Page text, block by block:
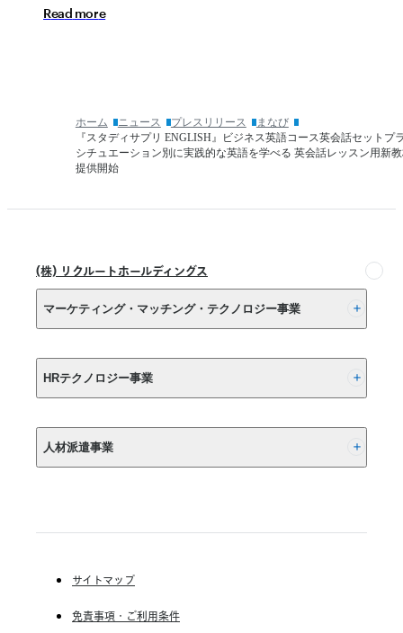
ス
ン）」
会
に
開
始
プ
ス
ソ
ナ
コ
チ
プ
ラ
提
供
終
Read more
ホーム ニュース プレスリリース
まなび
『スタディサプリ ENGLISH』ビジネス英語コース英会話セットプ
シチュエーション別に実践的な英語を学べる 英会話レッスン用新
提供開始
(株) リクルートホールディングス
マーケティング・マッチング・テクノロジー事業
(株) リクルート
HRテクノロジー事業
(株) インディードリクルートパートナーズ
(株) インディードリクルートテクノロジーズ
人材派遣事業
RGF Staffing France SAS
RGF Staffing Germany GmbH
サイトマップ
免責事項・ご利用条件